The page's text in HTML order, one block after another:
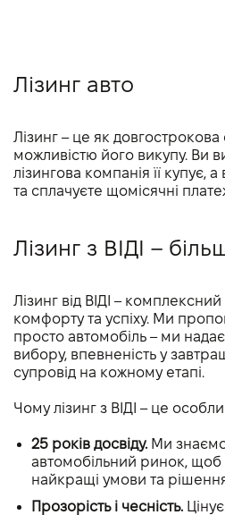
Лізинг авто
Лізинг – це як
можливістю його викупу. Ви
лізингова компанія її купує,
та сплачуєте щомісячні
Лізинг з ВІДІ –
Лізинг від ВІДІ –
комфорту та успіху. Ми
просто автомобіль – ми
вибору, впевненість у
супровід на кожному етапі.
Чому лізинг з ВІДІ – це
25 років досвіду. Ми знаємо
автомобільний ринок,
найкращі умови та
Прозорість і чесність.